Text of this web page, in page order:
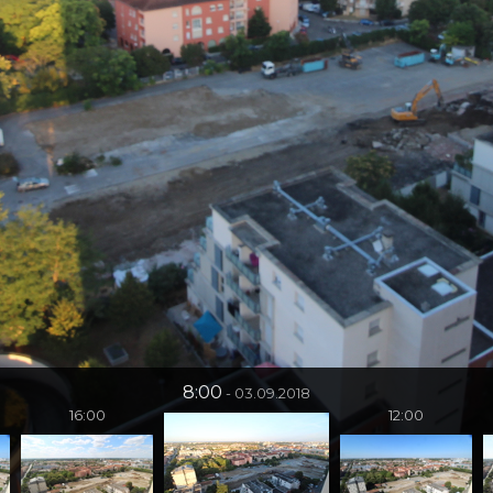
12:00
03.09.2018
8:00
16:00